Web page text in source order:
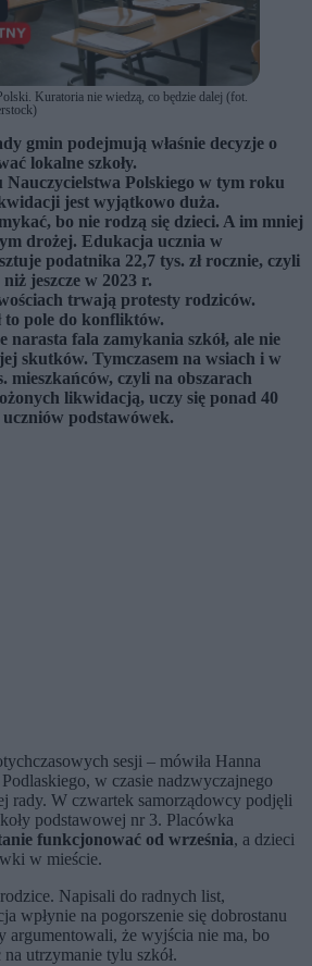
Kuratoria nie wiedzą, co będzie dalej (fot.
gmin podejmują właśnie decyzje o
lokalne szkoły.
Nauczycielstwa Polskiego w tym roku
jest wyjątkowo duża.
bo nie rodzą się dzieci. A im mniej
drożej. Edukacja ucznia w
podatnika 22,7 tys. zł rocznie, czyli
jeszcze w 2023 r.
trwają protesty rodziców.
to pole do konfliktów.
narasta fala zamykania szkół, ale nie
skutków. Tymczasem na wsiach i w
mieszkańców, czyli na obszarach
likwidacją, uczy się ponad 40
podstawówek.
sesji – mówiła Hanna
w czasie nadzwyczajnego
rady. W czwartek samorządowcy podjęli
podstawowej nr 3. Placówka
funkcjonować od września, a dzieci
w mieście.
Napisali do radnych list,
wpłynie na pogorszenie się dobrostanu
argumentowali, że wyjścia nie ma, bo
utrzymanie tylu szkół.